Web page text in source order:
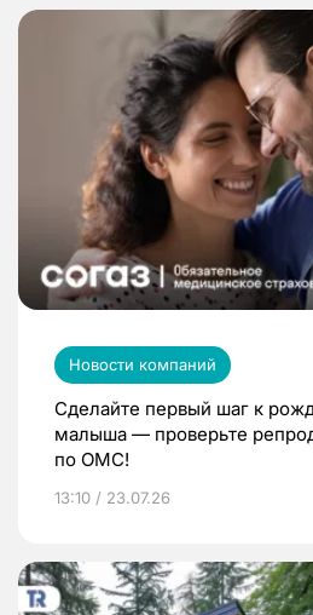
Новости компаний
Сделайте первый шаг к
малыша — проверьте
по ОМС!
13:10 / 23.07.26